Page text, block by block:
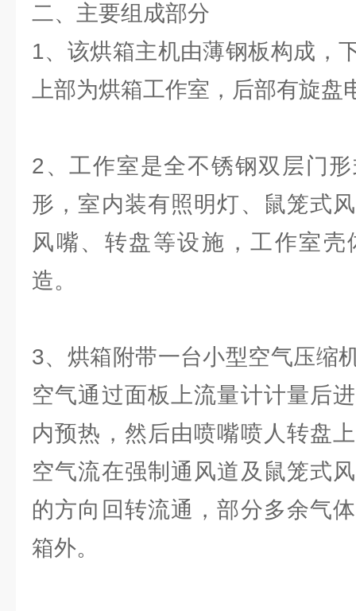
二、主要组成部分
1、该烘箱主机由薄钢板构成，
上部为烘箱工作室，后部有旋盘
2、工作室是全不锈钢双层门
形，室内装有照明灯、鼠笼式
风嘴、转盘等设施，工作室
造。
3、烘箱附带一台小型空气压缩
空气通过面板上流量计计量后
内预热，然后由喷嘴喷人转盘
空气流在强制通风道及鼠笼式
的方向回转流通，部分多余气
箱外。